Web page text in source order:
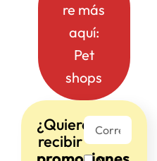
re más
aquí:
Pet
shops
¿Quieres
recibir